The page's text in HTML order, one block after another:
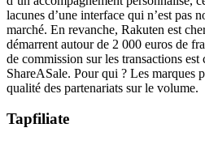
lacunes d’une interface qui n’est pas
marché. En revanche, Rakuten est
démarrent autour de 2 000 euros de
de commission sur les transactions
ShareASale. Pour qui ? Les marques
qualité des partenariats sur le volume.
Tapfiliate